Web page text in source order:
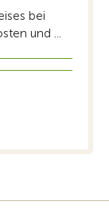
bei
und ...